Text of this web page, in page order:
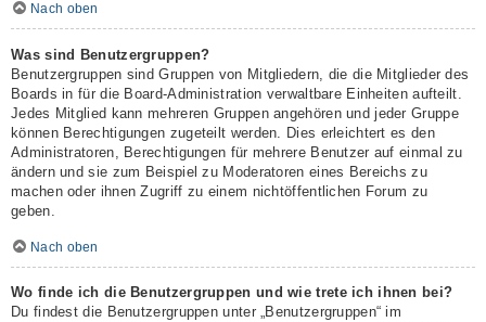
Nach oben
Was sind Benutzergruppen?
Benutzergruppen sind Gruppen von Mitgliedern, die die Mitglieder des
Boards in für die Board-Administration verwaltbare Einheiten aufteilt.
Jedes Mitglied kann mehreren Gruppen angehören und jeder Gruppe
können Berechtigungen zugeteilt werden. Dies erleichtert es den
Administratoren, Berechtigungen für mehrere Benutzer auf einmal zu
ändern und sie zum Beispiel zu Moderatoren eines Bereichs zu
machen oder ihnen Zugriff zu einem nichtöffentlichen Forum zu
geben.
Nach oben
Wo finde ich die Benutzergruppen und wie trete ich ihnen bei?
Du findest die Benutzergruppen unter „Benutzergruppen“ im